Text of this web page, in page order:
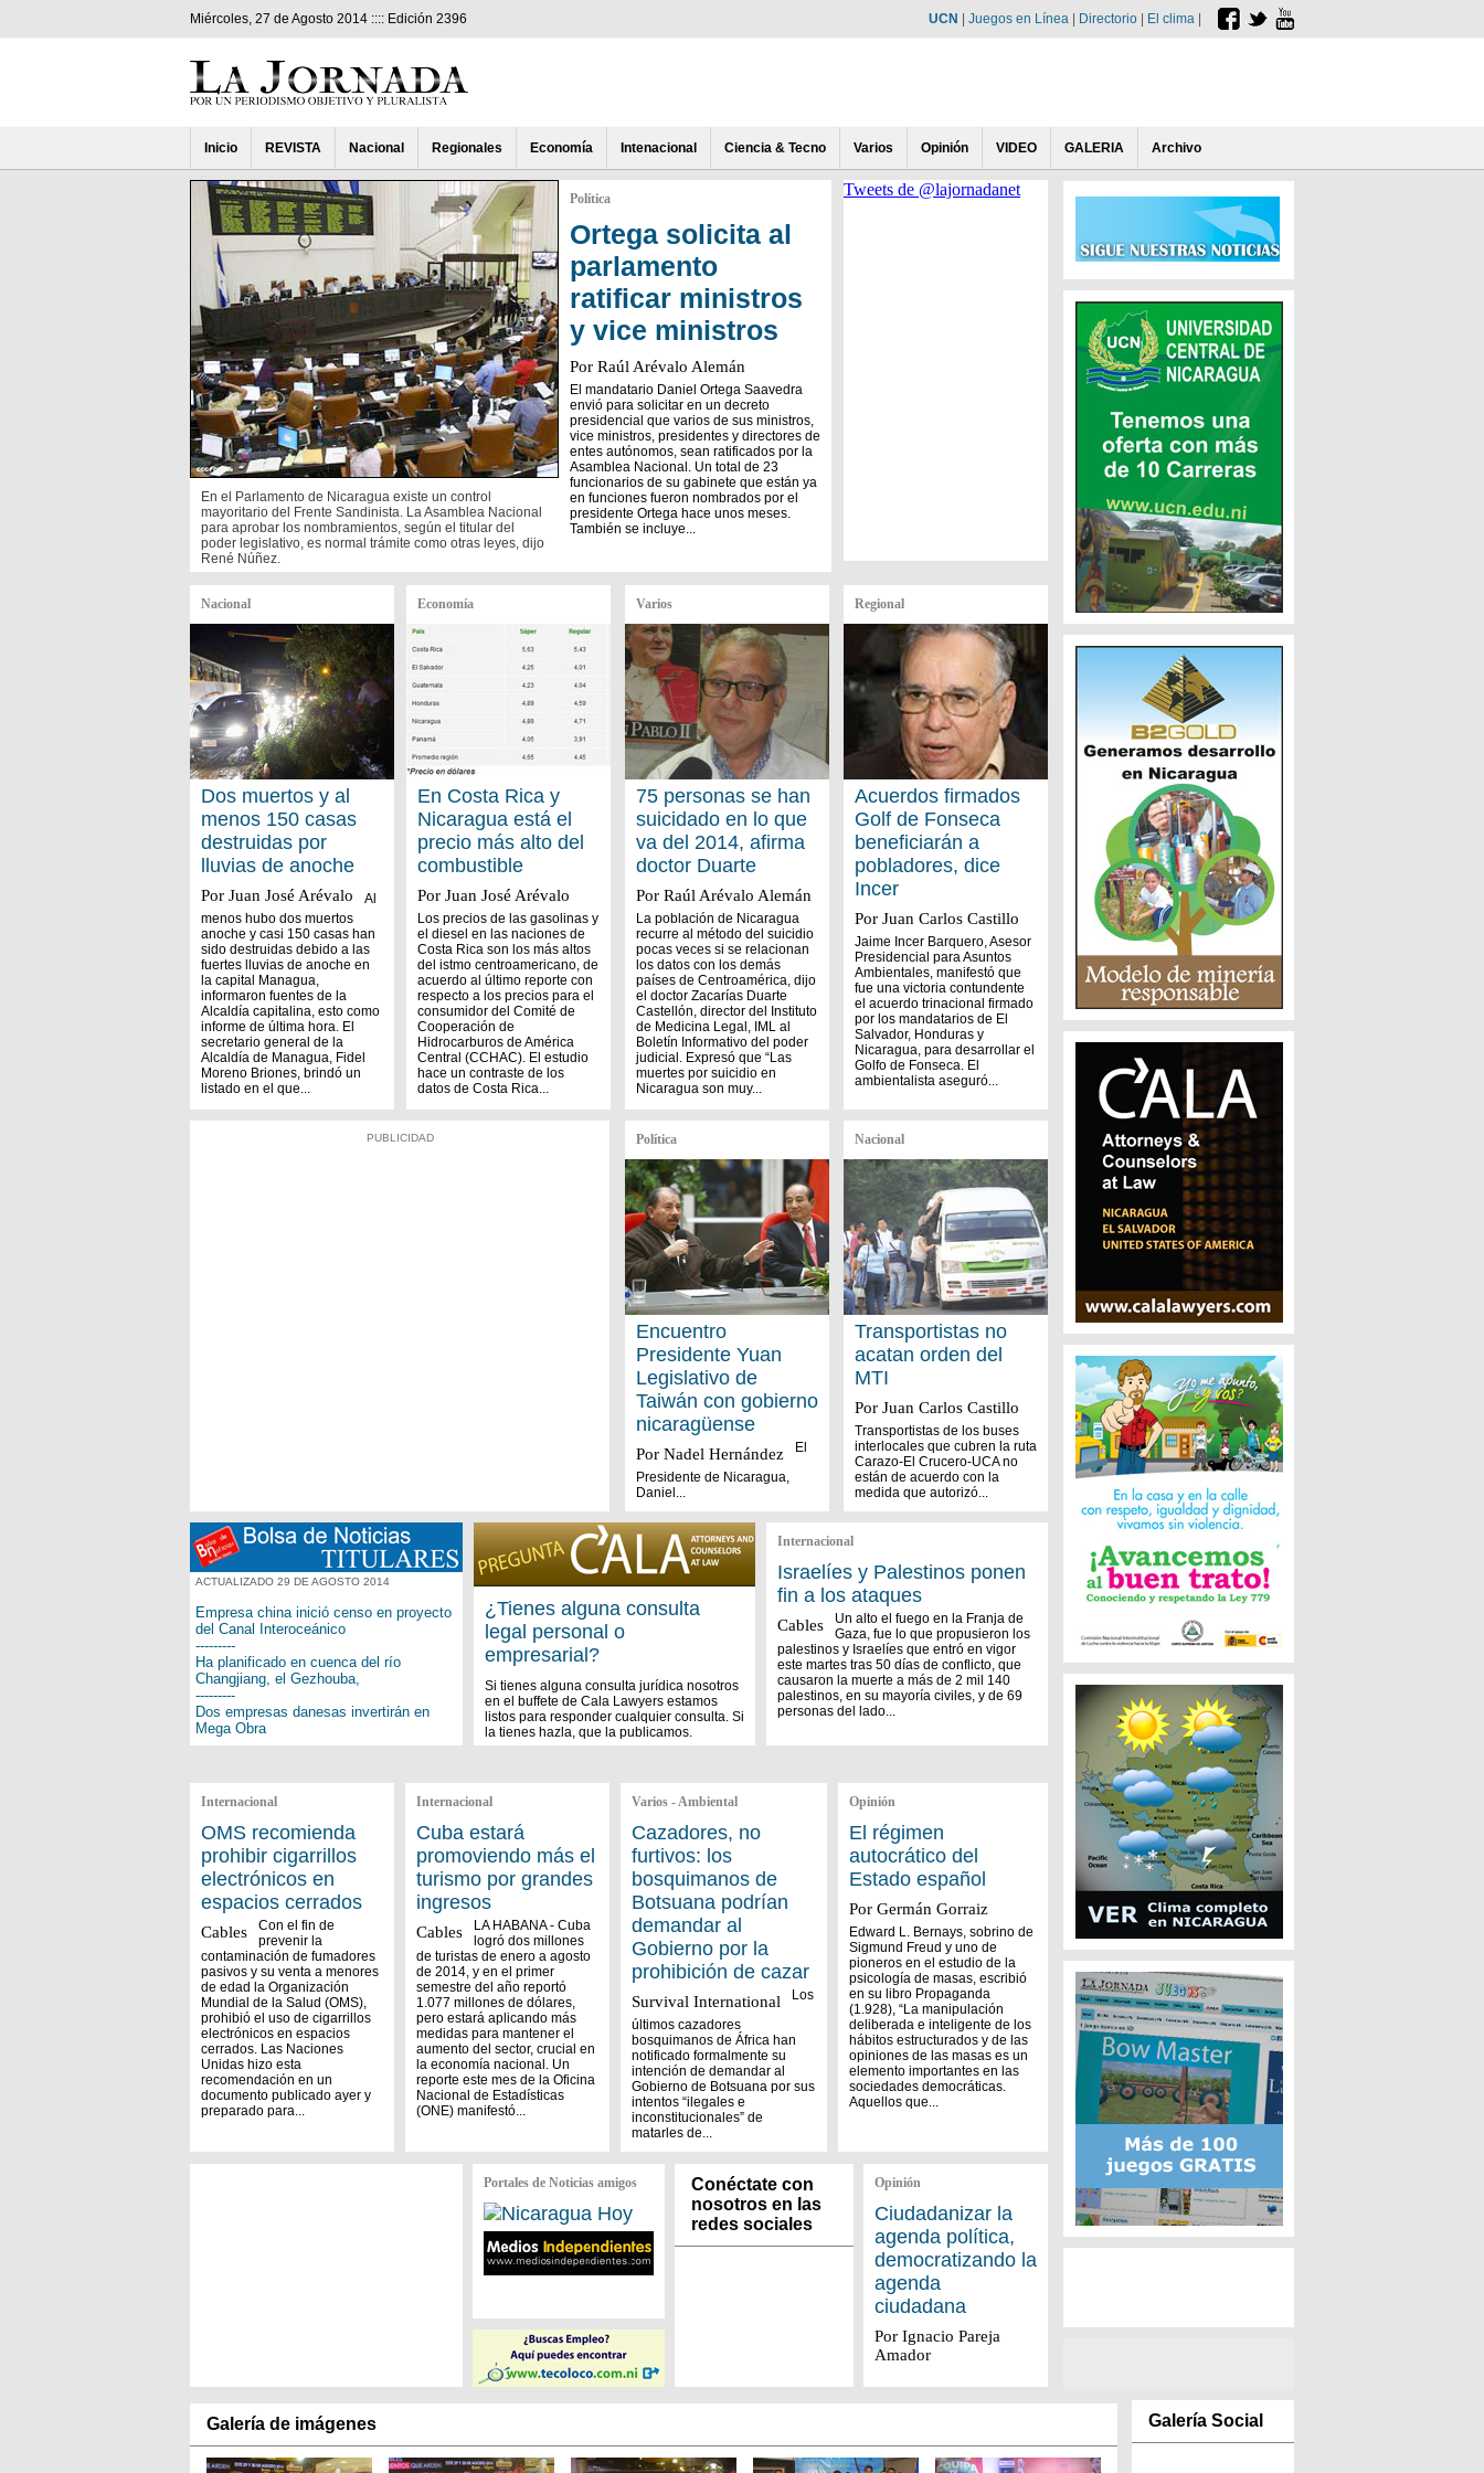
Miércoles, 27 de Agosto 2014 :::: Edición 2396 UCN Juegos en Línea Directorio El clima
Inicio REVISTA Nacional Regionales Economía Intenacional Ciencia & Tecno Varios Opinión VIDEO GALERIA Archivo
En el Parlamento de Nicaragua existe un control
mayoritario del Frente Sandinista. La Asamblea Nacional
para aprobar los nombramientos, según el titular del
poder legislativo, es normal trámite como otras leyes, dijo
René Núñez.
Política
Ortega solicita al
parlamento
ratificar ministros
y vice ministros
Por Raúl Arévalo Alemán
El mandatario Daniel Ortega Saavedra
envió para solicitar en un decreto
presidencial que varios de sus ministros,
vice ministros, presidentes y directores de
entes autónomos, sean ratificados por la
Asamblea Nacional. Un total de 23
funcionarios de su gabinete que están ya
en funciones fueron nombrados por el
presidente Ortega hace unos meses.
También se incluye...
Tweets de @lajornadanet
Nacional
Dos muertos y al
menos 150 casas
destruidas por
lluvias de anoche
Por Juan José Arévalo
Al
menos hubo dos muertos
anoche y casi 150 casas han
sido destruidas debido a las
fuertes lluvias de anoche en
la capital Managua,
informaron fuentes de la
Alcaldía capitalina, esto como
informe de última hora. El
secretario general de la
Alcaldía de Managua, Fidel
Moreno Briones, brindó un
listado en el que...
Economía
En Costa Rica y
Nicaragua está el
precio más alto del
combustible
Por Juan José Arévalo
Los precios de las gasolinas y
el diesel en las naciones de
Costa Rica son los más altos
del istmo centroamericano, de
acuerdo al último reporte con
respecto a los precios para el
consumidor del Comité de
Cooperación de
Hidrocarburos de América
Central (CCHAC). El estudio
hace un contraste de los
datos de Costa Rica...
Varios
75 personas se han
suicidado en lo que
va del 2014, afirma
doctor Duarte
Por Raúl Arévalo Alemán
La población de Nicaragua
recurre al método del suicidio
pocas veces si se relacionan
los datos con los demás
países de Centroamérica, dijo
el doctor Zacarías Duarte
Castellón, director del Instituto
de Medicina Legal, IML al
Boletín Informativo del poder
judicial. Expresó que “Las
muertes por suicidio en
Nicaragua son muy...
Regional
Acuerdos firmados
Golf de Fonseca
beneficiarán a
pobladores, dice
Incer
Por Juan Carlos Castillo
Jaime Incer Barquero, Asesor
Presidencial para Asuntos
Ambientales, manifestó que
fue una victoria contundente
el acuerdo trinacional firmado
por los mandatarios de El
Salvador, Honduras y
Nicaragua, para desarrollar el
Golfo de Fonseca. El
ambientalista aseguró...
PUBLICIDAD Política
Encuentro
Presidente Yuan
Legislativo de
Taiwán con gobierno
nicaragüense
Por Nadel Hernández
El
Presidente de Nicaragua,
Daniel...
Nacional
Transportistas no
acatan orden del
MTI
Por Juan Carlos Castillo
Transportistas de los buses
interlocales que cubren la ruta
Carazo-El Crucero-UCA no
están de acuerdo con la
medida que autorizó...
ACTUALIZADO 29 DE AGOSTO 2014
Empresa china inició censo en proyecto
del Canal Interoceánico
---------
Ha planificado en cuenca del río
Changjiang, el Gezhouba,
---------
Dos empresas danesas invertirán en
Mega Obra
---------
---------
Derrumbe en Mina de Bonanza
---------
Granera con nueva división de
gendarmería mexicana
---------
Son Nica 2014 en homenaje a Hernaldo
Zúñiga
Internacional
Israelíes y Palestinos ponen
fin a los ataques
Cables
Un alto el fuego en la Franja de
Gaza, fue lo que propusieron los
palestinos y Israelíes que entró en vigor
este martes tras 50 días de conflicto, que
causaron la muerte a más de 2 mil 140
palestinos, en su mayoría civiles, y de 69
personas del lado...
¿Tienes alguna consulta
legal personal o
empresarial?
Si tienes alguna consulta jurídica nosotros
en el buffete de Cala Lawyers estamos
listos para responder cualquier consulta. Si
la tienes hazla, que la publicamos.
Internacional
OMS recomienda
prohibir cigarrillos
electrónicos en
espacios cerrados
Cables
Con el fin de
prevenir la
contaminación de fumadores
pasivos y su venta a menores
de edad la Organización
Mundial de la Salud (OMS),
prohibió el uso de cigarrillos
electrónicos en espacios
cerrados. Las Naciones
Unidas hizo esta
recomendación en un
documento publicado ayer y
preparado para...
Internacional
Cuba estará
promoviendo más el
turismo por grandes
ingresos
Cables
LA HABANA - Cuba
logró dos millones
de turistas de enero a agosto
de 2014, y en el primer
semestre del año reportó
1.077 millones de dólares,
pero estará aplicando más
medidas para mantener el
aumento del sector, crucial en
la economía nacional. Un
reporte este mes de la Oficina
Nacional de Estadísticas
(ONE) manifestó...
Varios - Ambiental
Cazadores, no
furtivos: los
bosquimanos de
Botsuana podrían
demandar al
Gobierno por la
prohibición de cazar
Survival International
Los
últimos cazadores
bosquimanos de África han
notificado formalmente su
intención de demandar al
Gobierno de Botsuana por sus
intentos “ilegales e
inconstitucionales” de
matarles de...
Opinión
El régimen
autocrático del
Estado español
Por Germán Gorraiz
Edward L. Bernays, sobrino de
Sigmund Freud y uno de
pioneros en el estudio de la
psicología de masas, escribió
en su libro Propaganda
(1.928), “La manipulación
deliberada e inteligente de los
hábitos estructurados y de las
opiniones de las masas es un
elemento importantes en las
sociedades democráticas.
Aquellos que...
Portales de Noticias amigos
Conéctate con
nosotros en las
redes sociales
Opinión
Ciudadanizar la
agenda política,
democratizando la
agenda
ciudadana
Por Ignacio Pareja
Amador
Galería de imágenes Galería Social